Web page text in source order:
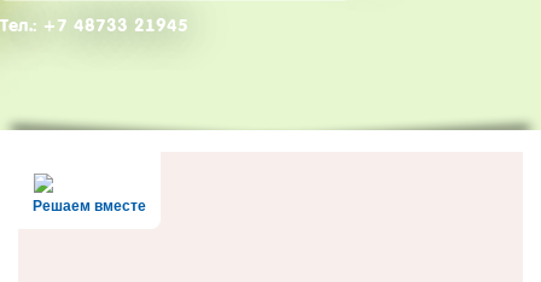
Тел.: +7 48733 21945
Решаем вместе